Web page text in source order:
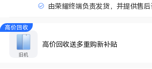
由荣耀终端负责发货，并提供售
高价回收
旧机
高价回收送多重购新补贴